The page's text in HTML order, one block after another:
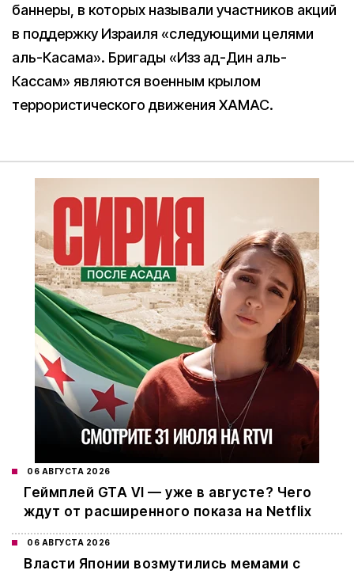
баннеры, в которых называли участников акций
в поддержку Израиля «следующими целями
аль-Касама». Бригады «Изз ад-Дин аль-
Кассам» являются военным крылом
террористического движения ХАМАС.
06 АВГУСТА 2026
Геймплей GTA VI — уже в августе? Чего
ждут от расширенного показа на Netflix
06 АВГУСТА 2026
Власти Японии возмутились мемами с